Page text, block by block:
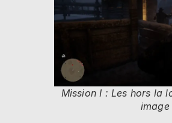
Mission I : Les hors la
image